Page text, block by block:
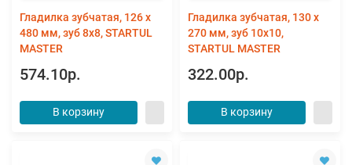
Гладилка зубчатая, 126 x
480 мм, зуб 8х8, STARTUL
MASTER
574.10р.
В корзину
Гладилка зубчатая, 130 x
270 мм, зуб 10х10,
STARTUL MASTER
322.00р.
В корзину